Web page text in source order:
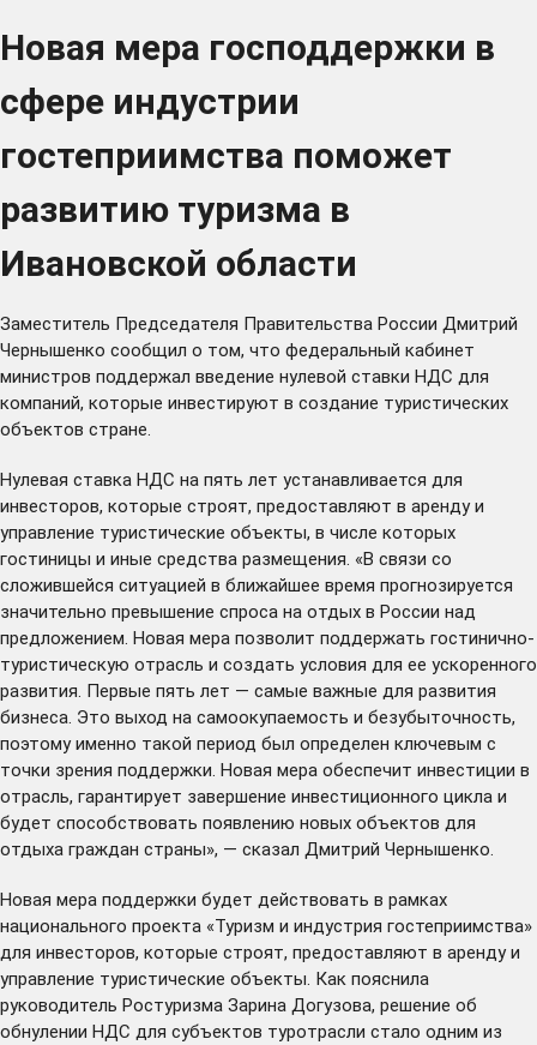
Новая мера господдержки в
сфере индустрии
гостеприимства поможет
развитию туризма в
Ивановской области
Заместитель Председателя Правительства России Дмитрий
Чернышенко сообщил о том, что федеральный кабинет
министров поддержал введение нулевой ставки НДС для
компаний, которые инвестируют в создание туристических
объектов стране.
Нулевая ставка НДС на пять лет устанавливается для
инвесторов, которые строят, предоставляют в аренду и
управление туристические объекты, в числе которых
гостиницы и иные средства размещения. «В связи со
сложившейся ситуацией в ближайшее время прогнозируется
значительно превышение спроса на отдых в России над
предложением. Новая мера позволит поддержать гостинично-
туристическую отрасль и создать условия для ее ускоренного
развития. Первые пять лет — самые важные для развития
бизнеса. Это выход на самоокупаемость и безубыточность,
поэтому именно такой период был определен ключевым с
точки зрения поддержки. Новая мера обеспечит инвестиции в
отрасль, гарантирует завершение инвестиционного цикла и
будет способствовать появлению новых объектов для
отдыха граждан страны», — сказал Дмитрий Чернышенко.
Новая мера поддержки будет действовать в рамках
национального проекта «Туризм и индустрия гостеприимства»
для инвесторов, которые строят, предоставляют в аренду и
управление туристические объекты. Как пояснила
руководитель Ростуризма Зарина Догузова, решение об
обнулении НДС для субъектов туротрасли стало одним из